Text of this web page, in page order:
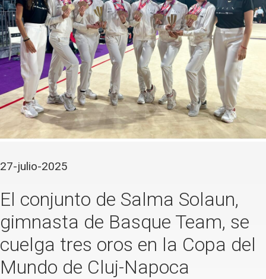
27-julio-2025
El conjunto de Salma Solaun,
gimnasta de Basque Team, se
cuelga tres oros en la Copa del
Mundo de Cluj-Napoca